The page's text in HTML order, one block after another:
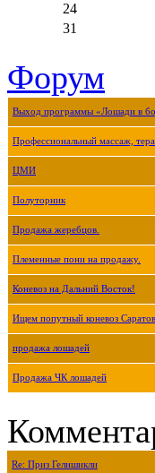
24
31
Форум
Выход программы «Лошади в
Профессиональный массаж,
ЦМИ
Полуторник
Продажа жеребцов.
Племенные пони на продажу.
Коневоз на Дальний Восток!
Ищем попутный коневоз
продажа лошадей
Продажа ЧК лошадей
Re: Приз Гелишикли